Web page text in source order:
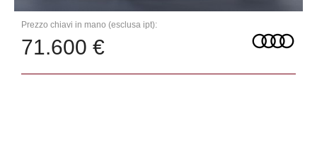
Prezzo chiavi in mano (esclusa ipt):
71.600 €